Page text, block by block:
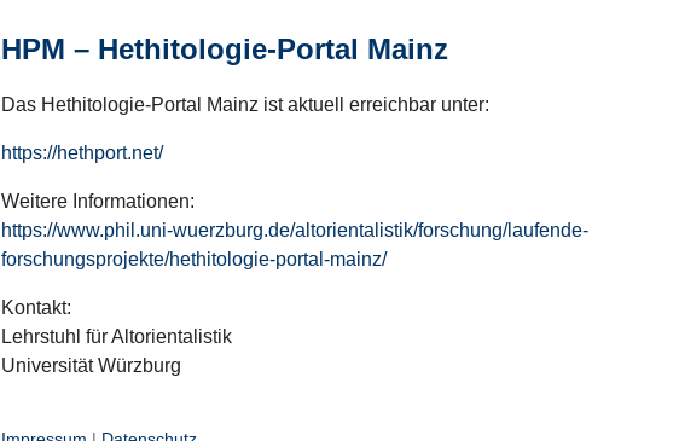
HPM – Hethitologie-Portal Mainz
Das Hethitologie-Portal Mainz ist aktuell erreichbar unter:
https://hethport.net/
Weitere Informationen:
https://www.phil.uni-wuerzburg.de/altorientalistik/forschung/laufende-
forschungsprojekte/hethitologie-portal-mainz/
Kontakt:
Lehrstuhl für Altorientalistik
Universität Würzburg